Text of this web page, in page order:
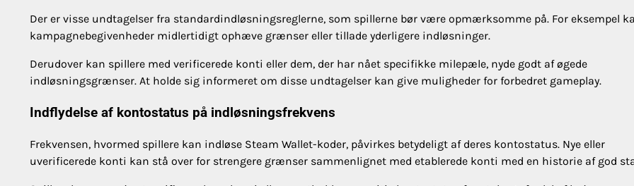
Der er visse undtagelser fra standardindløsningsreglerne, som spillerne bør være opmærksomme på. For eksempel
kampagnebegivenheder midlertidigt ophæve grænser eller tillade yderligere indløsninger.
Derudover kan spillere med verificerede konti eller dem, der har nået specifikke milepæle, nyde godt af øgede
indløsningsgrænser. At holde sig informeret om disse undtagelser kan give muligheder for forbedret gameplay.
Indflydelse af kontostatus på indløsningsfrekvens
Frekvensen, hvormed spillere kan indløse Steam Wallet-koder, påvirkes betydeligt af deres kontostatus. Nye eller
uverificerede konti kan stå over for strengere grænser sammenlignet med etablerede konti med en historie af god